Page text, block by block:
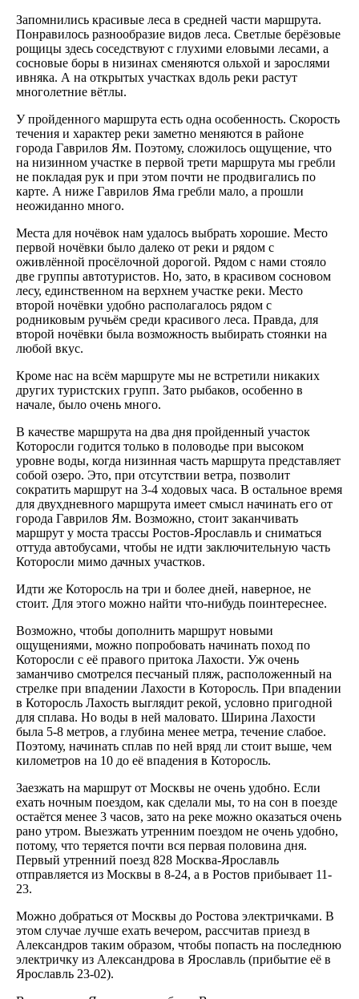
Запомнились красивые леса в средней части маршрута.
Понравилось разнообразие видов леса. Светлые берёзовые
рощицы здесь соседствуют с глухими еловыми лесами, а
сосновые боры в низинах сменяются ольхой и зарослями
ивняка. А на открытых участках вдоль реки растут
многолетние вётлы.
У пройденного маршрута есть одна особенность. Скорость
течения и характер реки заметно меняются в районе
города Гаврилов Ям. Поэтому, сложилось ощущение, что
на низинном участке в первой трети маршрута мы гребли
не покладая рук и при этом почти не продвигались по
карте. А ниже Гаврилов Яма гребли мало, а прошли
неожиданно много.
Места для ночёвок нам удалось выбрать хорошие. Место
первой ночёвки было далеко от реки и рядом с
оживлённой просёлочной дорогой. Рядом с нами стояло
две группы автотуристов. Но, зато, в красивом сосновом
лесу, единственном на верхнем участке реки. Место
второй ночёвки удобно располагалось рядом с
родниковым ручьём среди красивого леса. Правда, для
второй ночёвки была возможность выбирать стоянки на
любой вкус.
Кроме нас на всём маршруте мы не встретили никаких
других туристских групп. Зато рыбаков, особенно в
начале, было очень много.
В качестве маршрута на два дня пройденный участок
Которосли годится только в половодье при высоком
уровне воды, когда низинная часть маршрута представляет
собой озеро. Это, при отсутствии ветра, позволит
сократить маршрут на 3-4 ходовых часа. В остальное время
для двухдневного маршрута имеет смысл начинать его от
города Гаврилов Ям. Возможно, стоит заканчивать
маршрут у моста трассы Ростов-Ярославль и сниматься
оттуда автобусами, чтобы не идти заключительную часть
Которосли мимо дачных участков.
Идти же Которосль на три и более дней, наверное, не
стоит. Для этого можно найти что-нибудь поинтереснее.
Возможно, чтобы дополнить маршрут новыми
ощущениями, можно попробовать начинать поход по
Которосли с её правого притока Лахости. Уж очень
заманчиво смотрелся песчаный пляж, расположенный на
стрелке при впадении Лахости в Которосль. При впадении
в Которосль Лахость выглядит рекой, условно пригодной
для сплава. Но воды в ней маловато. Ширина Лахости
была 5-8 метров, а глубина менее метра, течение слабое.
Поэтому, начинать сплав по ней вряд ли стоит выше, чем
километров на 10 до её впадения в Которосль.
Заезжать на маршрут от Москвы не очень удобно. Если
ехать ночным поездом, как сделали мы, то на сон в поезде
остаётся менее 3 часов, зато на реке можно оказаться очень
рано утром. Выезжать утренним поездом не очень удобно,
потому, что теряется почти вся первая половина дня.
Первый утренний поезд 828 Москва-Ярославль
отправляется из Москвы в 8-24, а в Ростов прибывает 11-
23.
Можно добраться от Москвы до Ростова электричками. В
этом случае лучше ехать вечером, рассчитав приезд в
Александров таким образом, чтобы попасть на последнюю
электричку из Александрова в Ярославль (прибытие её в
Ярославль 23-02).